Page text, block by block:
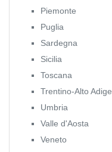
Piemonte
Puglia
Sardegna
Sicilia
Toscana
Trentino-Alto Adige
Umbria
Valle d'Aosta
Veneto